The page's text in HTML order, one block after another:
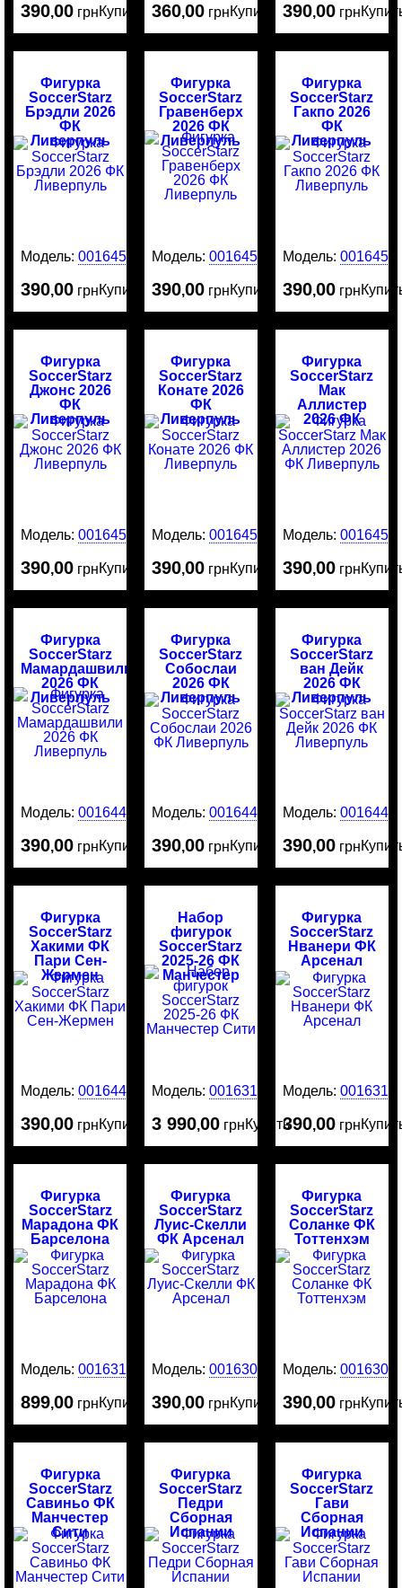
390,00 грнКупить 360,00 грнКупить 390,00 грн
Фигурка
SoccerStarz
Брэдли 2026
ФК
Ливерпуль
Модель:0016455
390,00 грнКупить
Фигурка
SoccerStarz
Гравенберх
2026 ФК
Ливерпуль
Модель:0016454
390,00 грнКупить
Фигурка
SoccerStarz
Гакпо 2026
ФК
Ливерпуль
Модель: 0016453
390,00 грн
Фигурка
SoccerStarz
Джонс 2026
ФК
Ливерпуль
Модель:0016452
390,00 грнКупить
Фигурка
SoccerStarz
Конате 2026
ФК
Ливерпуль
Модель:0016451
390,00 грнКупить
Фигурка
SoccerStarz
Мак
Аллистер
2026 ФК
Ливерпуль
Модель: 0016450
390,00 грн
Фигурка
SoccerStarz
Мамардашвили
2026 ФК
Ливерпуль
Модель:0016449
390,00 грнКупить
Фигурка
SoccerStarz
Собослаи
2026 ФК
Ливерпуль
Модель:0016448
390,00 грнКупить
Фигурка
SoccerStarz
ван Дейк
2026 ФК
Ливерпуль
Модель: 0016446
390,00 грн
Фигурка
SoccerStarz
Хакими ФК
Пари Сен-
Жермен
Модель:0016445
390,00 грнКупить
Набор
фигурок
SoccerStarz
2025-26 ФК
Манчестер
Сити
Модель:0016316
3 990,00 грнКупить
Фигурка
SoccerStarz
Нванери ФК
Арсенал
Модель: 0016314
390,00 грн
Фигурка
SoccerStarz
Марадона ФК
Барселона
Модель:0016313
899,00 грнКупить
Фигурка
SoccerStarz
Луис-Скелли
ФК Арсенал
Модель:0016305
390,00 грнКупить
Фигурка
SoccerStarz
Соланке ФК
Тоттенхэм
Модель: 0016304
390,00 грн
Фигурка
SoccerStarz
Савиньо ФК
Манчестер
Сити
Фигурка
SoccerStarz
Педри
Сборная
Испании
Фигурка
SoccerStarz
Гави
Сборная
Испании